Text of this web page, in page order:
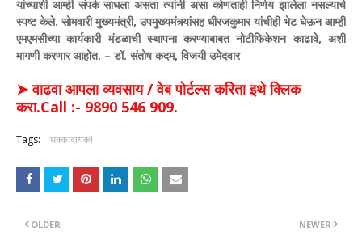
यांच्याशी आम्ही संपर्क साधला असता त्यांनी असा कोणताही निर्णय झालेला नसल्याचे
स्पष्ट केले. सोमवारी मुख्यमंत्री, उपमुख्यमंत्र्यांसह धीरजकुमार यांचीही भेट घेऊन आम्ही
एमएमसीच्या कार्यकारी मंडळाची स्थापना करण्याबाबत नोटीफिकेशन काढावे, अशी
मागणी करणार आहोत. – डॉ. संतोष कदम, विजयी उमेदवार
➤ वाढवा आपला व्यवसाय / वेब पोर्टल्स करिता इथे क्लिक
करा.Call :- 9890 546 909.
Tags: धक्कादायक!
NEWER
OLDER